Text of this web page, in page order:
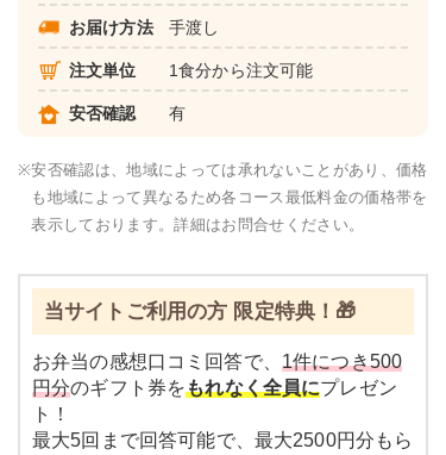
お届け方法 手渡し
注文単位 1食分から注文可能
安否確認 有
※安否確認は、地域によっては承れないことがあり、価格
も地域によって異なるため各コース最低料金の価格帯を
表示しております。詳細はお問合せください。
当サイトご利用の方 限定特典！🎁
お弁当の感想口コミ回答で、 1件につき500
円分のギフト券をもれなく全員にプレゼン
ト！
最大5回まで回答可能で、最大2500円分もら